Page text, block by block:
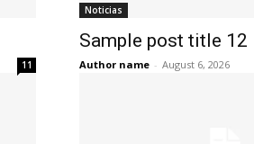
11
Noticias
Sample post title 12
Author name - August 6, 2026